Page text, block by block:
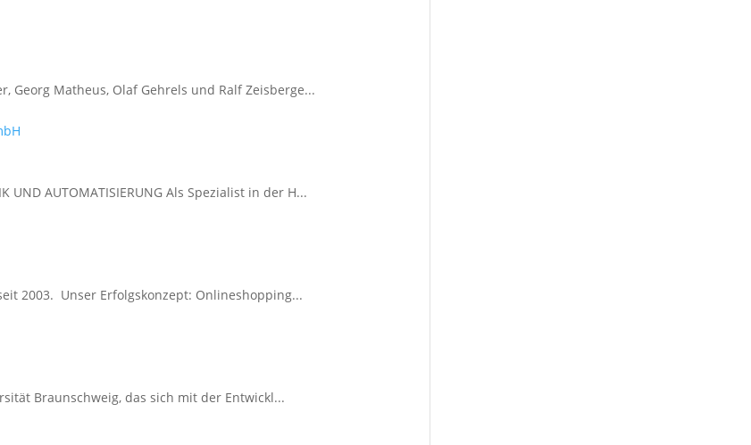
Georg Matheus, Olaf Gehrels und Ralf Zeisberge...
UND AUTOMATISIERUNG Als Spezialist in der H...
2003. Unser Erfolgskonzept: Onlineshopping...
Braunschweig, das sich mit der Entwickl...